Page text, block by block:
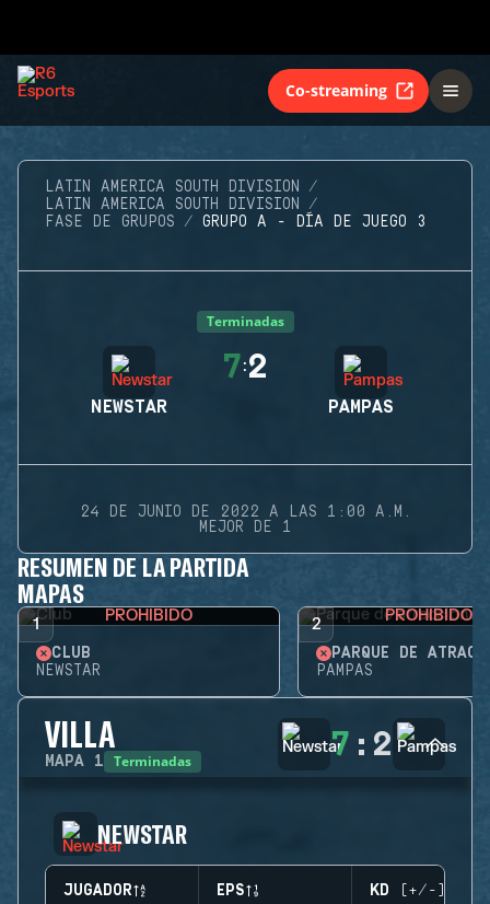
Co-streaming
LATIN AMERICA SOUTH DIVISION
LATIN AMERICA SOUTH DIVISION
FASE DE GRUPOS
GRUPO A - DÍA DE JUEGO 3
Terminadas
NEWSTAR
7:2
PAMPAS
24 DE JUNIO DE 2022 A LAS 1:00 A.M.
MEJOR DE 1
RESUMEN DE LA PARTIDA
MAPAS
1 PROHIBIDO
CLUB
NEWSTAR
2 PROHIBIDO
PARQUE DE
PAMPAS
VILLA
MAPA 1 Terminadas 7 : 2
NEWSTAR
JUGADOR EPS KD (+/-)